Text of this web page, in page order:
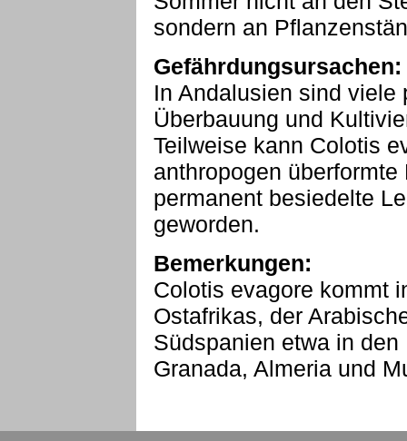
sondern an
Gefährdungsursachen:
In Andalusien sind viele
Überbauung und
Teilweise kann Colotis
anthropogen
permanent besiedelte
geworden.
Bemerkungen:
Colotis evagore kommt
Ostafrikas, der
Südspanien etwa in
Granada, Almeria und